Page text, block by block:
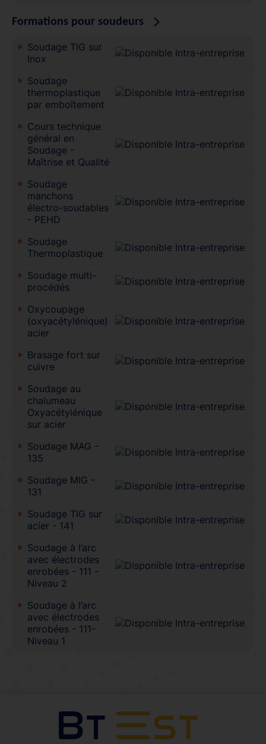
Formations pour soudeurs
Soudage TIG sur
Inox
Soudage
thermoplastique
par emboîtement
Cours technique
général en
Soudage -
Maîtrise et Qualité
Soudage
manchons
électro-soudables
- PEHD
Soudage
Thermoplastique
Soudage multi-
procédés
Oxycoupage
(oxyacétylénique)
acier
Brasage fort sur
cuivre
Soudage au
chalumeau
Oxyacétylénique
sur acier
Soudage MAG -
135
Soudage MIG -
131
Soudage TIG sur
acier - 141
Soudage à l’arc
avec électrodes
enrobées - 111 -
Niveau 2
Soudage à l’arc
avec électrodes
enrobées - 111-
Niveau 1